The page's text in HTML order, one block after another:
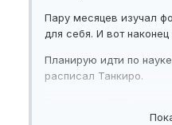
Пару месяцев изучал
для себя. И вот
Планирую идти по
расписал Танкиро.